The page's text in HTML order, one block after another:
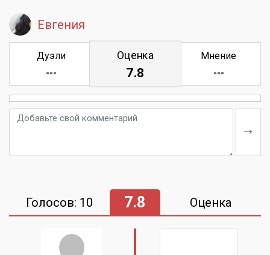
Евгения
Дуэли
---
Оценка
7.8
Мнение
---
Голосов: 10 7.8 Оценка